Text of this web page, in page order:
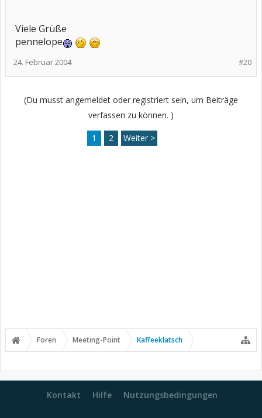
Viele Grüße
pennelope
#20
24. Februar 2004
(Du musst angemeldet oder registriert sein, um Beiträge
verfassen zu können. )
1 2 Weiter >
Foren Meeting-Point Kaffeeklatsch
Kontakt Hilfe Nutzungsbedingungen